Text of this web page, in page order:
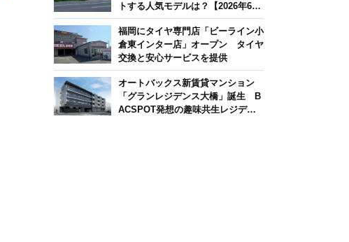
トする人気モデルは？【2026年6月
版】
福岡にタイヤ専門店「ビーライン小
倉東インター店」オープン タイヤ
交換と安心サービスを提供
オートバックス新賃貸マンション
「グランレジデンス大橋」誕生 B
ACSPOT発想の趣味共生レジデン